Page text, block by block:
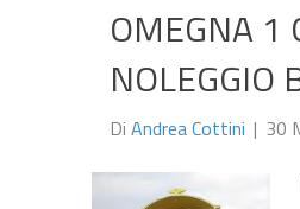
OMEGNA 1
NOLEGGIO
Di Andrea Cottini | 30